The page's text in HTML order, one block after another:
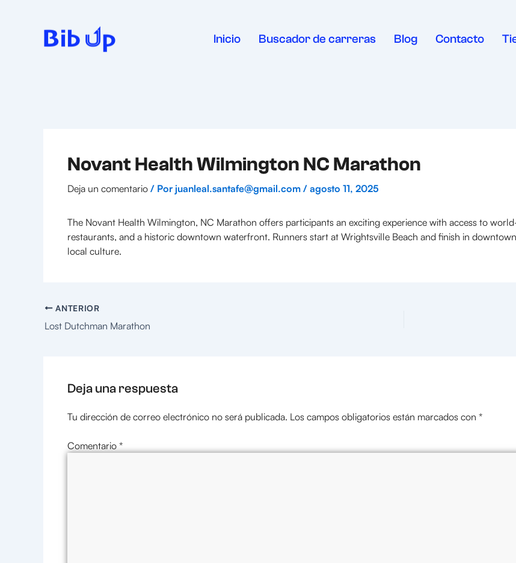
Inicio Buscador de carreras Blog Contacto
Novant Health Wilmington NC Marathon
Deja un comentario / Por juanleal.santafe@gmail.com / agosto 11, 2025
The Novant Health Wilmington, NC Marathon offers participants an exciting experience with access to
restaurants, and a historic downtown waterfront. Runners start at Wrightsville Beach and finish in
local culture.
ANTERIOR
Lost Dutchman Marathon
Deja una respuesta
Tu dirección de correo electrónico no será publicada. Los campos obligatorios están marcados con *
Comentario *